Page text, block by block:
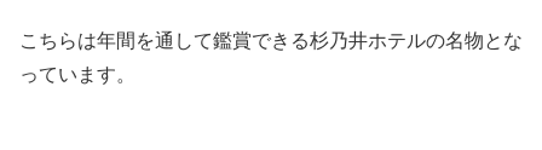
こちらは年間を通して鑑賞できる杉乃井ホテルの名物とな
っています。